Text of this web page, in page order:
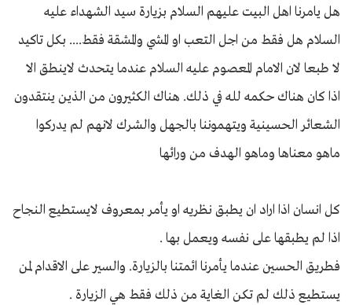
هل يامرنا اهل البيت عليهم السلام بزيارة سيد الشهداء عليه
السلام هل فقط من اجل التعب او المشي والمشقة فقط.... بكل تاكيد
لا طبعا لان الامام المعصوم عليه السلام عندما يتحدث لاينطق الا
اذا كان هناك حكمه لله في ذلك. هناك الكثيرون من الذين ينتقدون
الشعائر الحسينية ويتهموننا بالجهل والشرك لانهم لم يدركوا
ماهو معناها وماهو الهدف من ورائها
كل انسان اذا اراد ان يطبق نظريه او يأمر بمعروف لايستطيع النجاح
اذا لم يطبقها على نفسه ويعمل بها .
فطريق الحسين عندما يأمرنا ائمتنا بالزيارة. والسير على الاقدام لمن
يستطيع ذلك لم تكن الغاية من ذلك فقط هي الزيارة .